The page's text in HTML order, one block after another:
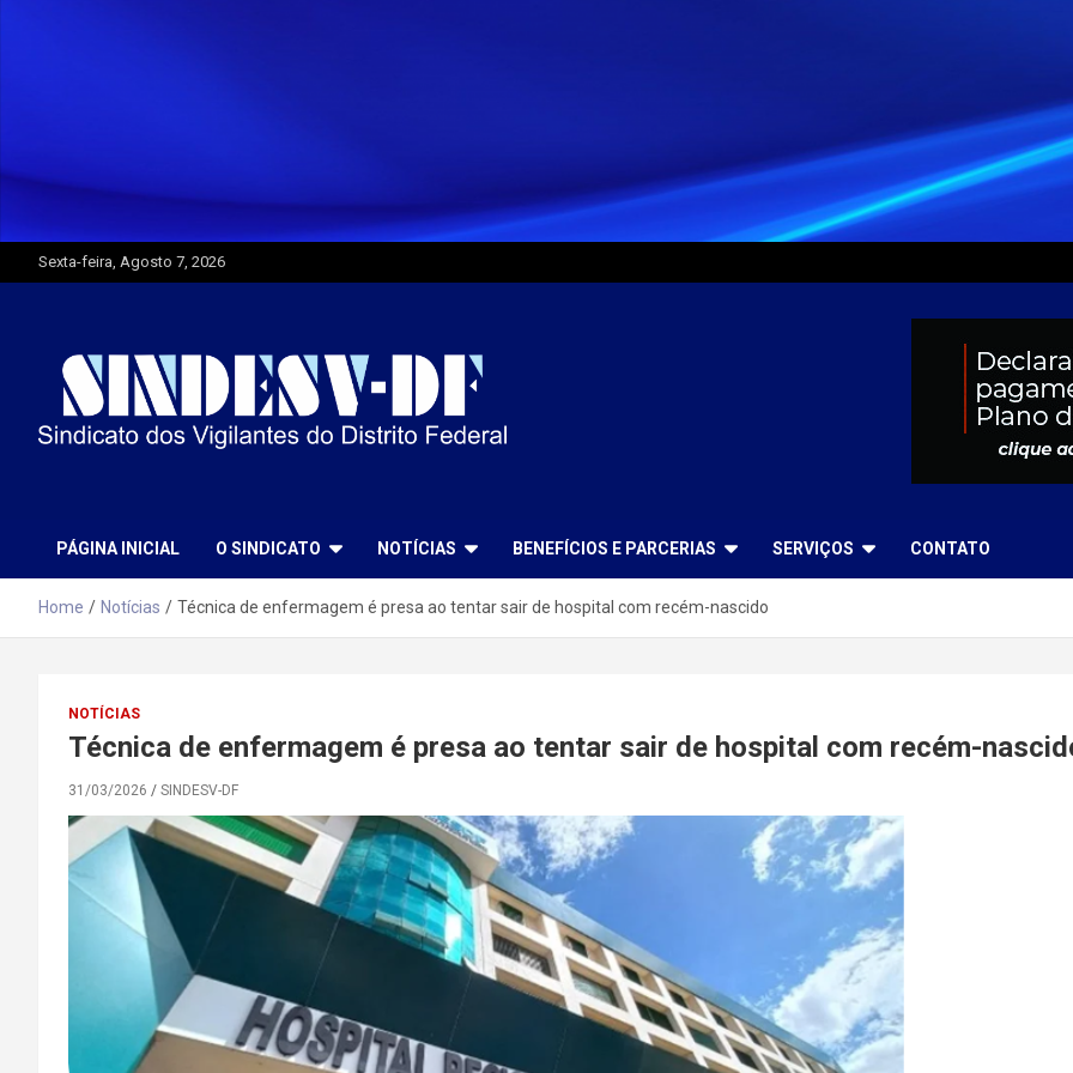
Sexta-feira, Agosto 7, 2026
PÁGINA INICIAL O SINDICATO NOTÍCIAS BENEFÍCIOS E PARCERIAS SERVIÇOS CONTATO
Home Notícias Técnica de enfermagem é presa ao tentar sair de hospital com recém-nascido
NOTÍCIAS
Técnica de enfermagem é presa ao tentar sair de hospital com recém-
31/03/2026 SINDESV-DF